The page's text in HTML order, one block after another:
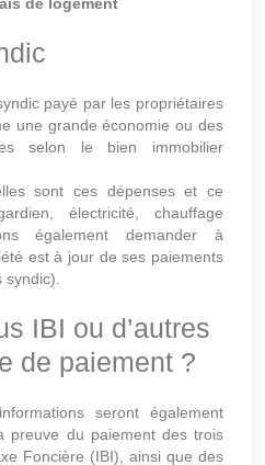
payé par les propriétaires
une grande économie ou des
selon le bien immobilier
sont ces dépenses et ce
électricité, chauffage
également demander à
est à jour de ses paiements
IBI ou d’autres
de paiement ?
seront également
preuve du paiement des trois
Foncière (IBI), ainsi que des